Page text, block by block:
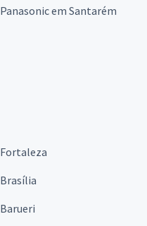
Panasonic em Santarém
Fortaleza
Brasília
Barueri